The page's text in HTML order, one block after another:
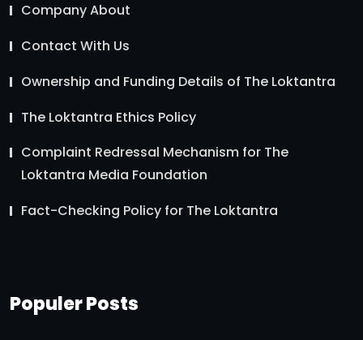
Company About
Contact With Us
Ownership and Funding Details of The Loktantra
The Loktantra Ethics Policy
Complaint Redressal Mechanism for The
Loktantra Media Foundation
Fact-Checking Policy for The Loktantra
Populer Posts